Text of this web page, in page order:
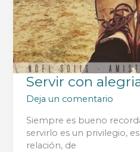
Servir con
Deja un comentario
Siempre es bueno
servirlo es un privilegio,
relación, de